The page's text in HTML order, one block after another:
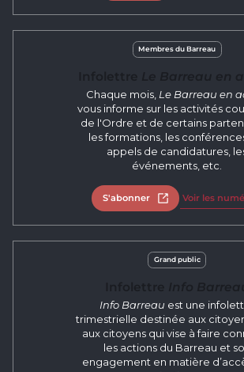
Membres du Barreau
Chaque mois, Le Barreau en
vous informe sur les activités
de l'Ordre et de certains
les formations, les
appels de candidatures,
événements, etc.
S'abonner Ouvrir dans un
Voir les
Grand public
Info Barreau est une
trimestrielle destinée aux
aux citoyens qui vise à faire
les actions du Barreau et
engagement en matière